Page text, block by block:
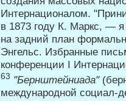
Интернационалом.
в 1873 году К. Маркс, —
на задний план
Энгельс. Из­бранные
конференции I
63 "Бернштейниада"
международной социал-